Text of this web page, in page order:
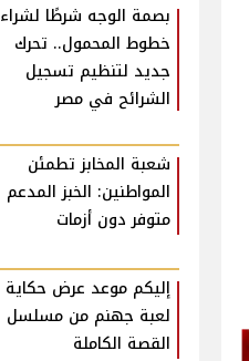
بصمة الوجه شرطًا لشراء
خطوط المحمول.. تحرك
جديد لتنظيم تسجيل
الشرائح في مصر
شعبة المخابز تطمئن
المواطنين: الخبز المدعم
متوفر دون أزمات
إليكم موعد عرض حكاية
لعبة جهنم من مسلسل
القصة الكاملة